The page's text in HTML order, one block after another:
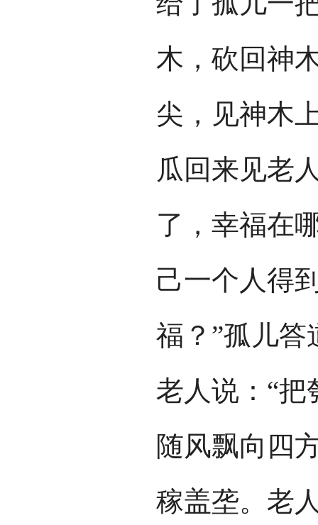
木，砍回神
尖，见神木
瓜回来见老
了，幸福在
己一个人得
福？”孤儿答
老人说：“
随风飘向四
稼盖垄。老